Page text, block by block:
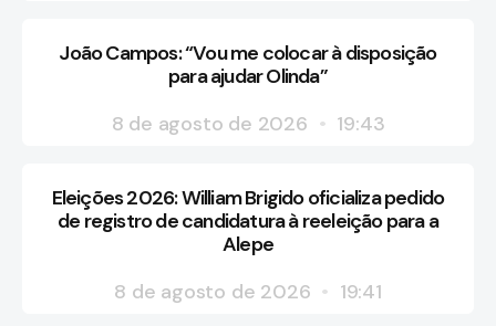
João Campos: “Vou me colocar à disposição
para ajudar Olinda”
8 de agosto de 2026
19:43
Eleições 2026: William Brigido oficializa pedido
de registro de candidatura à reeleição para a
Alepe
8 de agosto de 2026
19:41